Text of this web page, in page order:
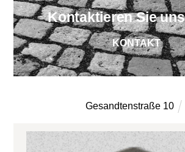
Kontaktieren Sie
KONTAKT
Gesandtenstraße 10